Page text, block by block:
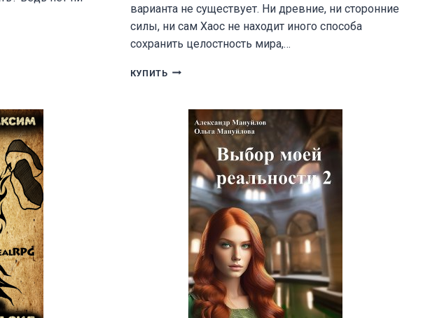
варианта не существует. Ни древние, ни сторонние
силы, ни сам Хаос не находит иного способа
сохранить целостность мира,…
КУПИТЬ СМЕРТНИК
ВАЛЕВСКИХ.
КНИГА